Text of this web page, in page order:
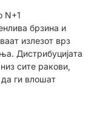
N+1
брзина и
излезот врз
Дистрибуцијата
сите ракови,
ги влошат